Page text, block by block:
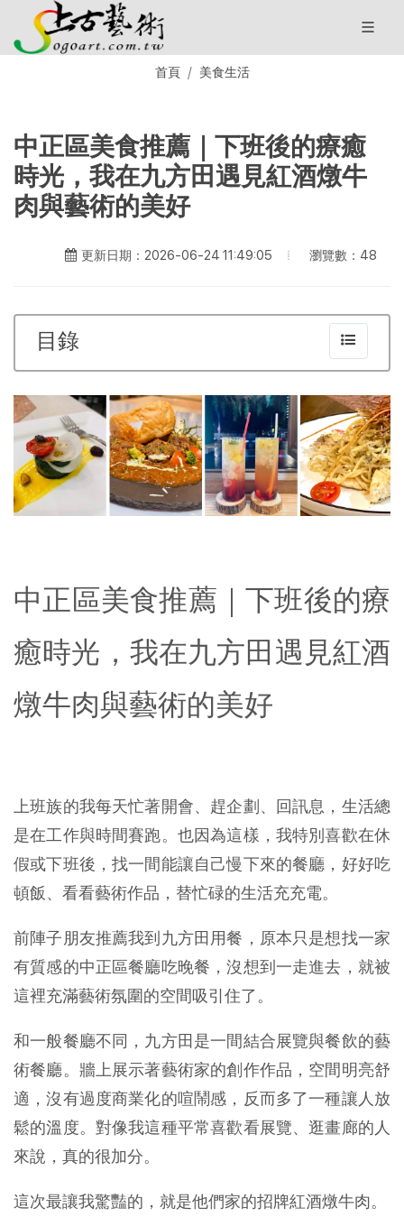
首頁 美食生活
中正區美食推薦｜下班後的療癒
時光，我在九方田遇見紅酒燉牛
肉與藝術的美好
更新日期：2026-06-24 11:49:05 瀏覽數：48
目錄
中正區美食推薦｜下班後的療
癒時光，我在九方田遇見紅酒
燉牛肉與藝術的美好
上班族的我每天忙著開會、趕企劃、回訊息，生活總
是在工作與時間賽跑。也因為這樣，我特別喜歡在休
假或下班後，找一間能讓自己慢下來的餐廳，好好吃
頓飯、看看藝術作品，替忙碌的生活充充電。
前陣子朋友推薦我到九方田用餐，原本只是想找一家
有質感的中正區餐廳吃晚餐，沒想到一走進去，就被
這裡充滿藝術氛圍的空間吸引住了。
和一般餐廳不同，九方田是一間結合展覽與餐飲的藝
術餐廳。牆上展示著藝術家的創作作品，空間明亮舒
適，沒有過度商業化的喧鬧感，反而多了一種讓人放
鬆的溫度。對像我這種平常喜歡看展覽、逛畫廊的人
來說，真的很加分。
這次最讓我驚豔的，就是他們家的招牌紅酒燉牛肉。